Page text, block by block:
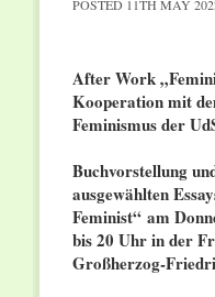
POSTED 11TH MAY
After Work
Kooperation mit
Feminismus der
Buchvorstellung
ausgewählten
Feminist“ am
bis 20 Uhr in der
Großherzog-